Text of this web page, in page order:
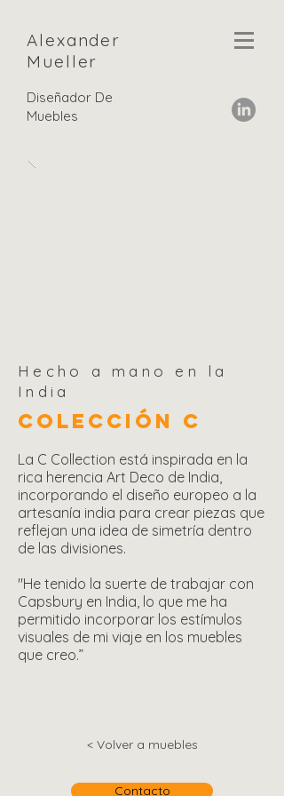
Alexander
Mueller
Diseñador De
Muebles
Hecho a mano en la
India
COLECCIÓN C
La C Collection está inspirada en la
rica herencia Art Deco de India,
incorporando el diseño europeo a la
artesanía india para crear piezas que
reflejan una idea de simetría dentro
de las divisiones.
"He tenido la suerte de trabajar con
Capsbury en India, lo que me ha
permitido incorporar los estímulos
visuales de mi viaje en los muebles
que creo.”
< Volver a muebles
Contacto